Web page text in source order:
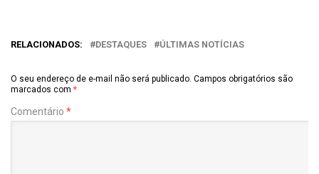
RELACIONADOS: DESTAQUES ÚLTIMAS NOTÍCIAS
O seu endereço de e-mail não será publicado. Campos obrigatórios são
marcados com *
Comentário *